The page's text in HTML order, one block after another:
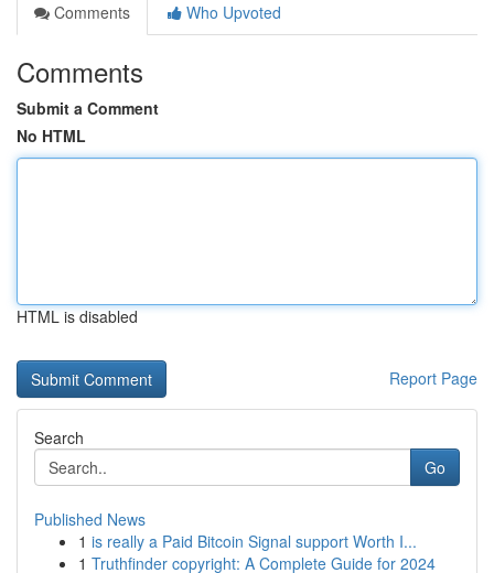
Comments
Who Upvoted
Comments
Submit a Comment
No HTML
HTML is disabled
Report Page
Search
Go
Published News
1 is really a Paid Bitcoin Signal support Worth I...
1 Truthfinder copyright: A Complete Guide for 2024